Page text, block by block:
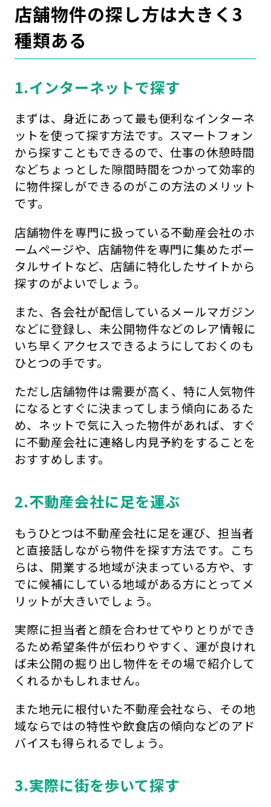
店舗物件の探し方は大きく3
種類ある
1.インターネットで探す
まずは、身近にあって最も便利なインターネ
ットを使って探す方法です。スマートフォン
から探すこともできるので、仕事の休憩時間
などちょっとした隙間時間をつかって効率的
に物件探しができるのがこの方法のメリット
です。
店舗物件を専門に扱っている不動産会社のホ
ームページや、店舗物件を専門に集めたポー
タルサイトなど、店舗に特化したサイトから
探すのがよいでしょう。
また、各会社が配信しているメールマガジン
などに登録し、未公開物件などのレア情報に
いち早くアクセスできるようにしておくのも
ひとつの手です。
ただし店舗物件は需要が高く、特に人気物件
になるとすぐに決まってしまう傾向にあるた
め、ネットで気に入った物件があれば、すぐ
に不動産会社に連絡し内見予約をすることを
おすすめします。
2.不動産会社に足を運ぶ
もうひとつは不動産会社に足を運び、担当者
と直接話しながら物件を探す方法です。こち
らは、開業する地域が決まっている方や、す
でに候補にしている地域がある方にとってメ
リットが大きいでしょう。
実際に担当者と顔を合わせてやりとりができ
るため希望条件が伝わりやすく、運が良けれ
ば未公開の掘り出し物件をその場で紹介して
くれるかもしれません。
また地元に根付いた不動産会社なら、その地
域ならではの特性や飲食店の傾向などのアド
バイスも得られるでしょう。
3.実際に街を歩いて探す